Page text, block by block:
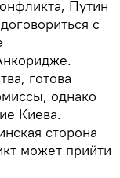
Путин
с
готова
однако
Киева.
сторона
может прийти